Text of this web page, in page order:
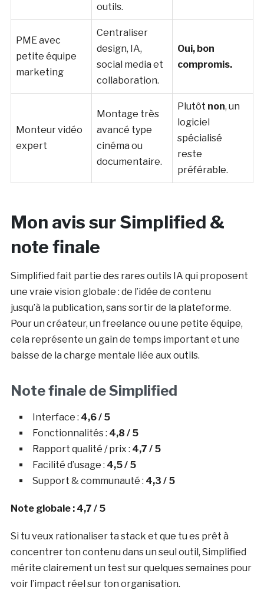
outils.
PME avec
petite équipe
marketing
Centraliser
design, IA,
social media et
collaboration.
Oui, bon
compromis.
Monteur vidéo
expert
Montage très
avancé type
cinéma ou
documentaire.
Plutôt non, un
logiciel
spécialisé
reste
préférable.
Mon avis sur Simplified &
note finale
Simplified fait partie des rares outils IA qui proposent
une vraie vision globale : de l’idée de contenu
jusqu’à la publication, sans sortir de la plateforme.
Pour un créateur, un freelance ou une petite équipe,
cela représente un gain de temps important et une
baisse de la charge mentale liée aux outils.
Note finale de Simplified
Interface : 4,6 / 5
Fonctionnalités : 4,8 / 5
Rapport qualité / prix : 4,7 / 5
Facilité d’usage : 4,5 / 5
Support & communauté : 4,3 / 5
Note globale : 4,7 / 5
Si tu veux rationaliser ta stack et que tu es prêt à
concentrer ton contenu dans un seul outil, Simplified
mérite clairement un test sur quelques semaines pour
voir l’impact réel sur ton organisation.